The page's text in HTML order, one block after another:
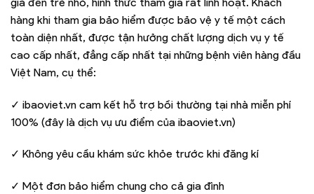
hàng khi tham gia bảo hiểm được bảo vệ y tế một cách
toàn diện nhất, được tận hưởng chất lượng dịch vụ y tế
cao cấp nhất, đẳng cấp nhất tại những bệnh viên hàng đầu
Việt Nam, cụ thể:
✓ ibaoviet.vn cam kết hỗ trợ bồi thường tại nhà miễn phí
100% (đây là dịch vụ ưu điểm của ibaoviet.vn)
✓ Không yêu cầu khám sức khỏe trước khi đăng kí
✓ Một đơn bảo hiểm chung cho cả gia đình